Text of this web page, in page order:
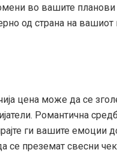
во вашите
од страна на вашиот
цена може да се
Романтична
ги вашите емоции
се преземат свесни